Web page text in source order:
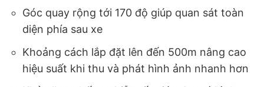
Góc quay rộng tới 170 độ giúp quan sát toàn
diện phía sau xe
Khoảng cách lắp đặt lên đến 500m nâng cao
hiệu suất khi thu và phát hình ảnh nhanh hơn